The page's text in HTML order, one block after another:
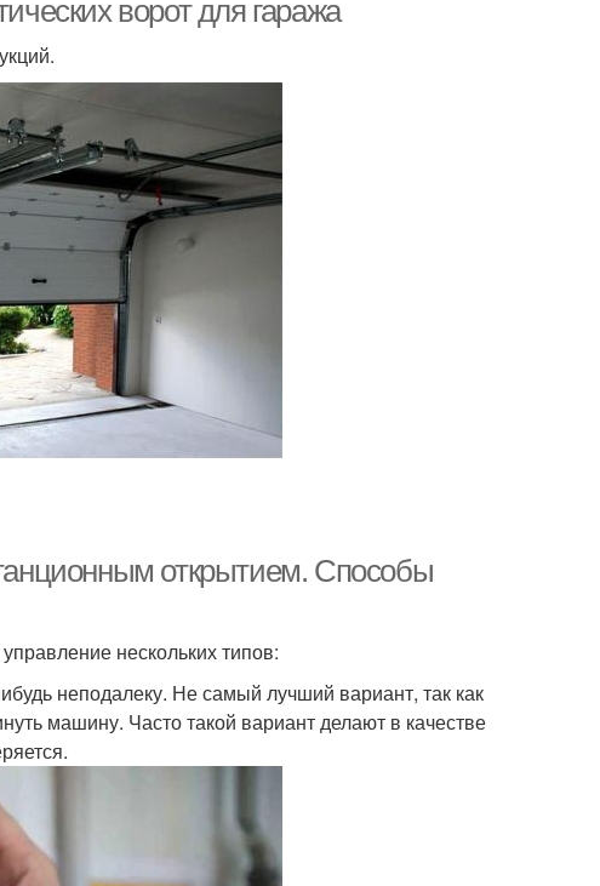
ворот для гаража
открытием. Способы
нескольких типов:
неподалеку. Не самый лучший вариант, так как
машину. Часто такой вариант делают в качестве